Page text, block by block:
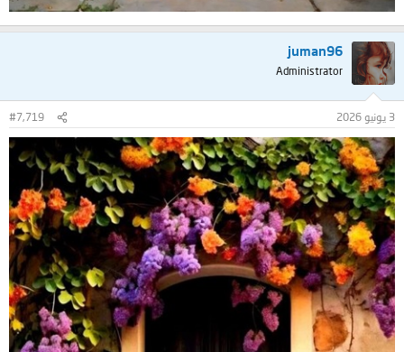
juman96
Administrator
3 يونيو 2026 #7,719